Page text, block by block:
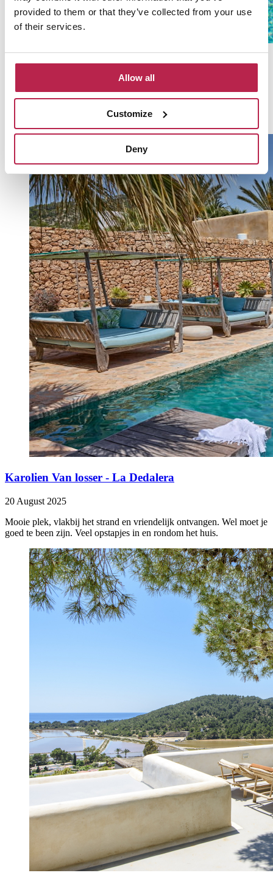
provided to them or that they’ve collected from your use
of their services.
Allow all
Customize
Deny
Alwine Perrenet - Can Parella
Karolien Van losser - La Dedalera
20 August 2025
Mooie plek, vlakbij het strand en vriendelijk ontvangen. Wel moet je
goed te been zijn. Veel opstapjes in en rondom het huis.